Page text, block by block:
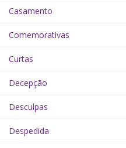
Casamento
Comemorativas
Curtas
Decepção
Desculpas
Despedida